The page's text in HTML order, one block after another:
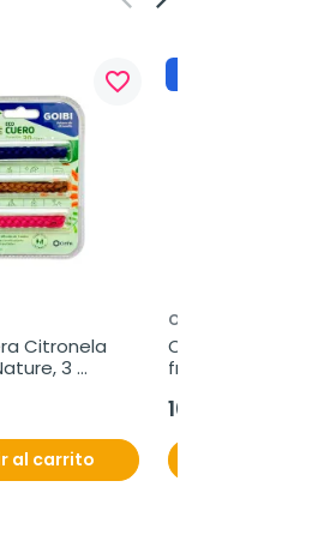
favorite_border
Citronela
3
al carrito
OLISTIC
Olistic Triplo
frascos
105,95 €